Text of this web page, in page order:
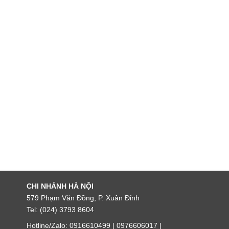
CHI NHÁNH HÀ NỘI
579 Phạm Văn Đồng, P. Xuân Đỉnh
Tel: (024) 3793 8604
Hotline/Zalo: 0916610499 | 0976606017 |